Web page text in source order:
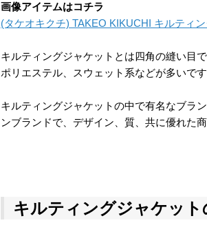
画像アイテムはコチラ
(タケオキクチ) TAKEO KIKUCHI キルティ
キルティングジャケットとは四角の縫い目
ポリエステル、スウェット系などが多いです
キルティングジャケットの中で有名なブラ
ンブランドで、デザイン、質、共に優れた
キルティングジャケット